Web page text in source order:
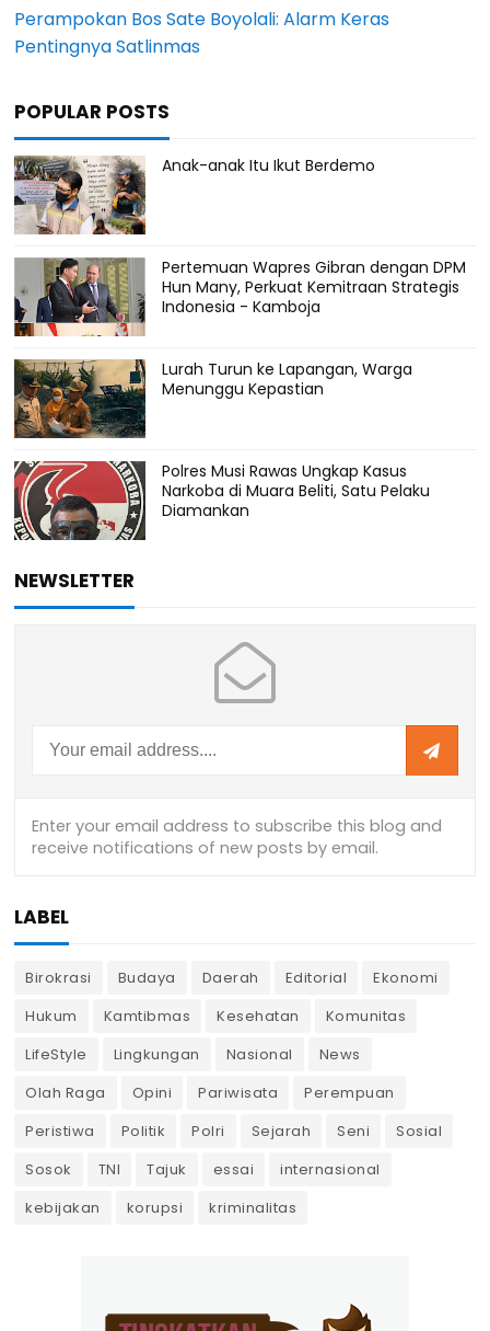
Perampokan Bos Sate Boyolali: Alarm Keras
Pentingnya Satlinmas
POPULAR POSTS
Anak-anak Itu Ikut Berdemo
Pertemuan Wapres Gibran dengan DPM
Hun Many, Perkuat Kemitraan Strategis
Indonesia - Kamboja
Lurah Turun ke Lapangan, Warga
Menunggu Kepastian
Polres Musi Rawas Ungkap Kasus
Narkoba di Muara Beliti, Satu Pelaku
Diamankan
NEWSLETTER
LABEL
Birokrasi Budaya Daerah Editorial
Ekonomi
Hukum
Kamtibmas Kesehatan
Komunitas
LifeStyle
Lingkungan Nasional
News
Olah Raga
Opini Pariwisata
Perempuan
Peristiwa
Politik Polri Sejarah Seni
Sosial
Sosok
TNI Tajuk essai
internasional
kebijakan
korupsi kriminalitas